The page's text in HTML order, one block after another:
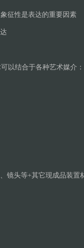
征性是表达的重要因素
术可以结合于各种艺术
镜头等+其它现成品装置